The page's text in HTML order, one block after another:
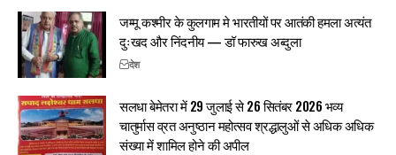
जम्मू कश्मीर के कुलगाम मे भारतीयों पर आतंकी हमला अत्यंत
दुःखद और निंदनीय — डॉ फारुख अब्दुला
देश
सलधा बेमेतरा में 29 जुलाई से 26 सितंबर 2026 भव्य
चातुर्मास व्रत अनुष्ठान महोत्सव श्रद्धालुओं से अधिक अधिक
संख्या में शामिल होने की अपील